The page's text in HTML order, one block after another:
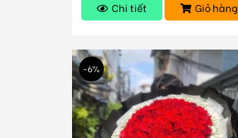
Chi tiết Giỏ hàng
-6%